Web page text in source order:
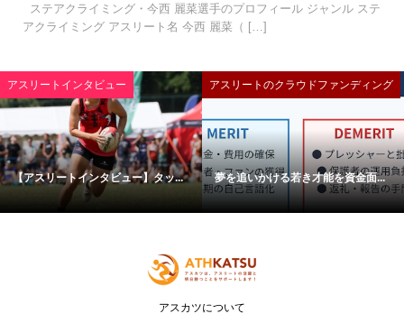
ステアクライミング・今西 麗菜選手のプロフィール ジャンル ステ
アクライミング アスリート名 今西 麗菜（ […]
アスリートインタビュー
【アスリートインタビュー】タッ...
アスリートのクラウドファンディング
夢を追いかける若き才能を資金面...
アスカツについて